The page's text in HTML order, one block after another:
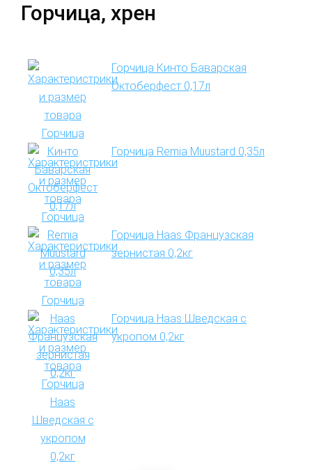
Горчица, хрен
Горчица Кинто Баварская
Октоберфест 0,17л
Горчица Remia Muustard 0,35л
Горчица Haas Французская
зернистая 0,2кг
Горчица Haas Шведская с
укропом 0,2кг